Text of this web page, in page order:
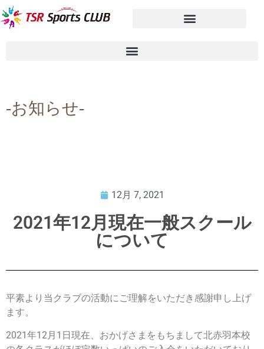
-お知らせ-
12月 7, 2021
2021年12月現在一般スクール
について
平素より当クラブの活動にご理解をいただき感謝申し上げ
ます。
2021年12月1日現在、おかげさまをもちまして北赤羽本校